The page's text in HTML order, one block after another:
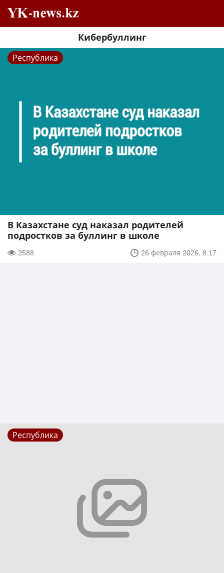
Кибербуллинг
Республика
В Казахстане суд наказал родителей
подростков за буллинг в школе
2588 26 февраля 2026, 8:17
Республика